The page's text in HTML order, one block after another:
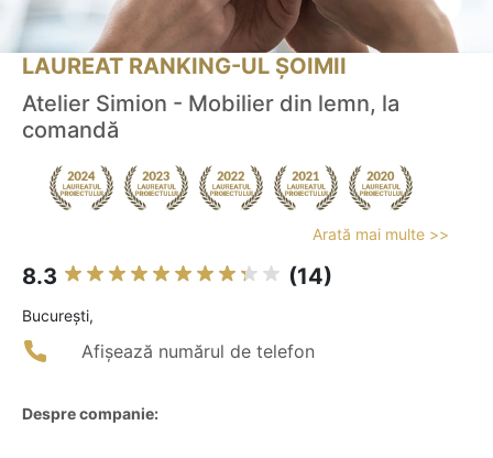
LAUREAT RANKING-UL ȘOIMII
Atelier Simion - Mobilier din lemn, la
comandă
Arată mai multe >>
8.3 (14)
Bucureşti,
Afișează numărul de telefon
Despre companie: